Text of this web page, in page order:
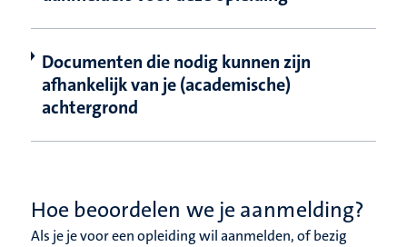
Documenten die nodig kunnen zijn
afhankelijk van je (academische)
achtergrond
Hoe beoordelen we je aanmelding?
Als je je voor een opleiding wil aanmelden, of bezig